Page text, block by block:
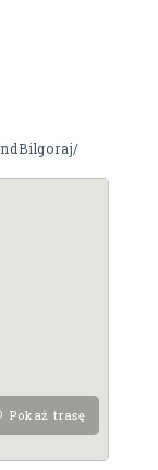
Pokaż trasę